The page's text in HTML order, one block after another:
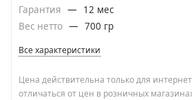
Гарантия —
12 мес
Вес нетто — 700 гр
Все характеристики
Цена действительна только для
отличаться от цен в розничных